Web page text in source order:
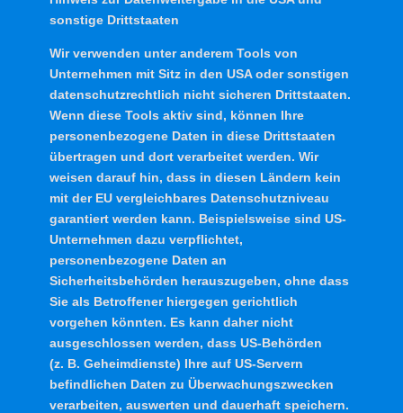
sonstige Drittstaaten
Wir verwenden unter anderem Tools von
Unternehmen mit Sitz in den USA oder sonstigen
datenschutzrechtlich nicht sicheren Drittstaaten.
Wenn diese Tools aktiv sind, können Ihre
personenbezogene Daten in diese Drittstaaten
übertragen und dort verarbeitet werden. Wir
weisen darauf hin, dass in diesen Ländern kein
mit der EU vergleichbares Datenschutzniveau
garantiert werden kann. Beispielsweise sind US-
Unternehmen dazu verpflichtet,
personenbezogene Daten an
Sicherheitsbehörden herauszugeben, ohne dass
Sie als Betroffener hiergegen gerichtlich
vorgehen könnten. Es kann daher nicht
ausgeschlossen werden, dass US-Behörden
(z. B. Geheimdienste) Ihre auf US-Servern
befindlichen Daten zu Überwachungszwecken
verarbeiten, auswerten und dauerhaft speichern.